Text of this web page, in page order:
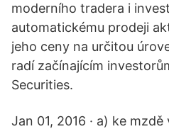
moderního tradera i
automatickému prodeji
jeho ceny na určitou
radí začínajícím
Securities.
Jan 01, 2016 · a) ke